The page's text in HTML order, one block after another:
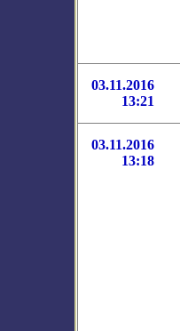
03.11.2016
13:21
03.11.2016
13:18